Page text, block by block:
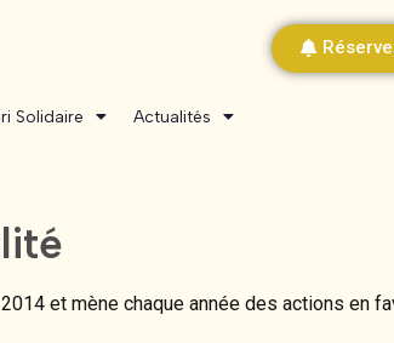
Solidaire Actualités
et mène chaque année des actions en